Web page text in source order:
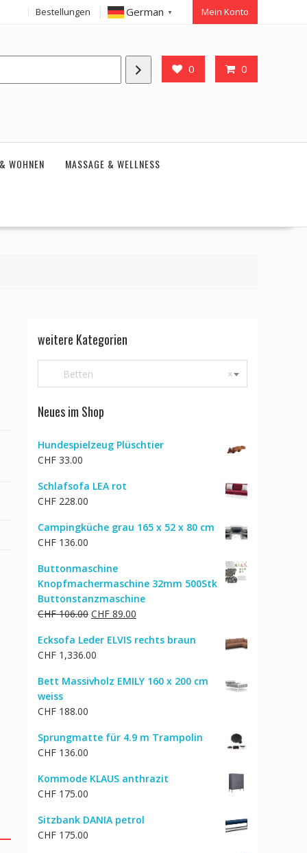
Bestellungen German ▼ Mein Konto
0 0
WOHNEN MASSAGE & WELLNESS
weitere Kategorien
×
Betten
Neues im Shop
Hundespielzeug Plüschtier
CHF 33.00
Schlafsofa LEA rot
CHF 228.00
Campingküche grau 165 x 52 x 80 cm
CHF 136.00
Buttonmaschine
Knopfmachermaschine 32mm 500Stk
Buttonstanzmaschine
CHF106.00 Ursprünglicher
war:
CHF 106.00
CHF 89.00
ist:
Ecksofa Leder ELVIS rechts braun
CHF 1,336.00
Bett Massivholz EMILY 160 x 200 cm
weiss
CHF 188.00
Sprungmatte für 4.9 m Trampolin
CHF 136.00
Kommode KLAUS anthrazit
CHF 175.00
Sitzbank DANIA petrol
CHF 175.00